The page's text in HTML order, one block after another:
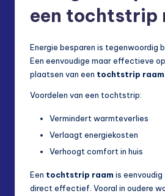
een tochtstrip
Energie besparen is tegenwoordig
Een eenvoudige maar effectieve
plaatsen van een tochtstrip raam
Voordelen van een tochtstrip:
Vermindert warmteverlies
Verlaagt energiekosten
Verhoogt comfort in huis
Een tochtstrip raam is
direct effectief. Vooral in oudere